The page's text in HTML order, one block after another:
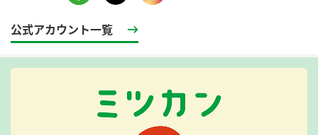
公式アカウント一覧